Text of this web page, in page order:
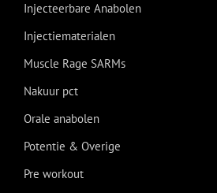
Injecteerbare Anabolen
Injectiematerialen
Muscle Rage SARMs
Nakuur pct
Orale anabolen
Potentie & Overige
Pre workout